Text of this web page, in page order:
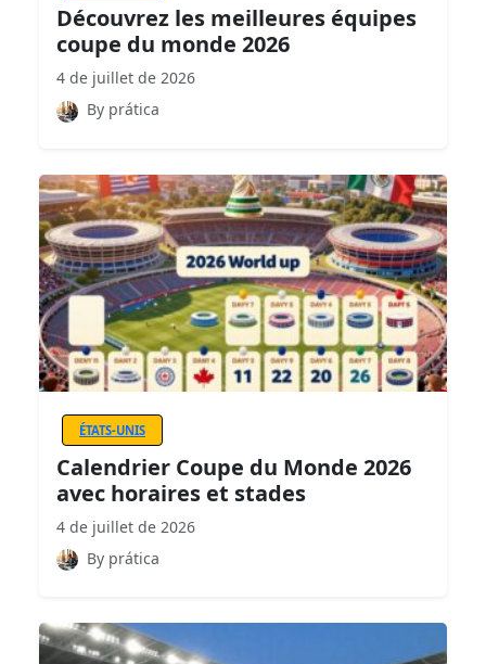
Découvrez les meilleures équipes
coupe du monde 2026
4 de juillet de 2026
By prática
ÉTATS-UNIS
Calendrier Coupe du Monde 2026
avec horaires et stades
4 de juillet de 2026
By prática